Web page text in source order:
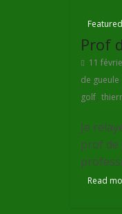
Featured
Prof
11
de gueule,
golf,
Je
prof de
Read